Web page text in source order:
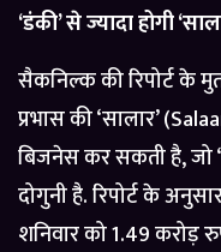
‘डंकी’ से ज्यादा होगी
सैकनिल्क की रिपोर्ट के
प्रभास की ‘सालार’
बिजनेस कर सकती है, जो
दोगुनी है. रिपोर्ट के
शनिवार को 1.49 करोड़